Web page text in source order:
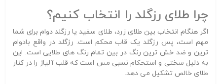
چرا طلای رزگلد را انتخاب کنیم؟
اگر هنگام انتخاب بین طلای زرد، طلای سفید یا رزگلد دوام برای شما
مهم است، پس رزگلد یک قاب محکم است. رزگلد در واقع بادوام
ترین و ضد خش ترین رنگ در بین تمام رنگ های طلایی است. این
به دلیل سختی و استحکام نسبی مس است که قلب آلیاژ را در کنار
طلای خالص تشکیل می دهد.